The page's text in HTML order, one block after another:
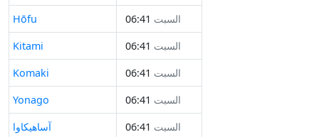
Hōfu
السبت 06:41
Kitami
السبت 06:41
Komaki
السبت 06:41
Yonago
السبت 06:41
آساهيكاوا
السبت 06:41